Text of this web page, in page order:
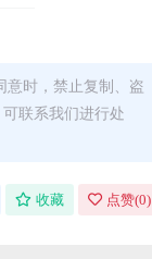
意时，禁止复制、盗
联系我们进行处
收藏 点赞(0)